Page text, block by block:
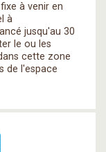
à venir en
à
jusqu'au 30
le ou les
cette zone
de l'espace